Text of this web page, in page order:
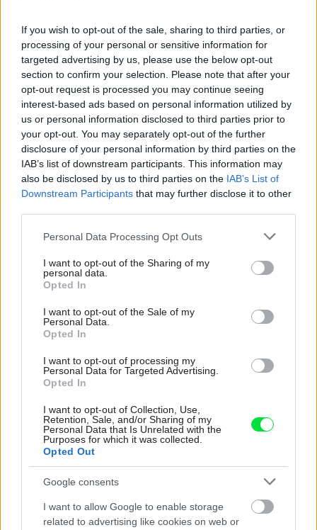
If you wish to opt-out of the sale, sharing to third parties, or
processing of your personal or sensitive information for
targeted advertising by us, please use the below opt-out
section to confirm your selection. Please note that after your
opt-out request is processed you may continue seeing
interest-based ads based on personal information utilized by
us or personal information disclosed to third parties prior to
your opt-out. You may separately opt-out of the further
disclosure of your personal information by third parties on the
IAB’s list of downstream participants. This information may
also be disclosed by us to third parties on the IAB’s List of
Downstream Participants that may further disclose it to other
Please note that this website/app uses one or more Google
not limited to your visit or usage behaviour. You may click to
grant or deny consent to Google and its third-party tags to
use your data for below specified purposes in below Google
consent section.
Personal Data Processing Opt Outs
I want to opt-out of the Sharing of my
personal data.
Opted In
I want to opt-out of the Sale of my
Personal Data.
Opted In
I want to opt-out of processing my
Personal Data for Targeted Advertising.
Opted In
I want to opt-out of Collection, Use,
Retention, Sale, and/or Sharing of my
Personal Data that Is Unrelated with the
Purposes for which it was collected.
Opted Out
Google consents
I want to allow Google to enable storage
related to advertising like cookies on web or
konzistenciu, a to tak, že rozprášite malé množstvo vody
Veľmi jemnú hotovú maltovinovú zmes roztrúste do
predpísaného množstva vody a premiešajte miešacím
rotorom. Iné miešacie metódy sú pre tento druh malty
nevhodné.
Pri práci s maltou dbajte na to, aby sa vám
malta nedostala do očí. Preventívne noste
sa vám predsa malta do očí dostane,
prípadne vyhľadajte lekársku pomoc.
Tagy: spracovanie zmesí
Zdieľať článok